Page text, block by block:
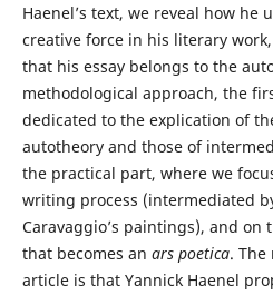
Haenel’s text, we reveal how he
creative force in his literary
that his essay belongs to the
methodological approach, the
dedicated to the explication of
autotheory and those of
the practical part, where we
writing process (intermediated
Caravaggio’s paintings), and on
that becomes an ars poetica. The
article is that Yannick Haenel